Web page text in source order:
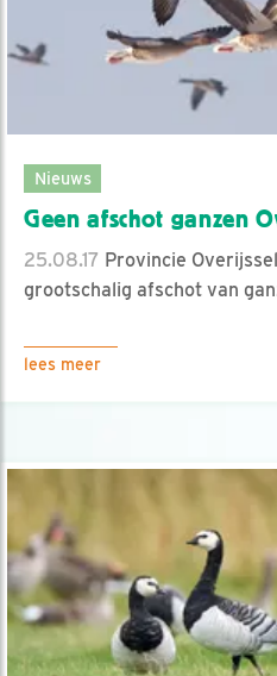
Nieuws
Geen afschot ganzen
25.08.17 Provincie
grootschalig afschot van
lees meer